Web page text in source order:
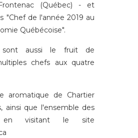
(Québec) - et
"Chef de l'année 2019 au
Québécoise".
sont aussi le fruit de
chefs aux quatre
aromatique de Chartier
ainsi que l'ensemble des
en visitant le site